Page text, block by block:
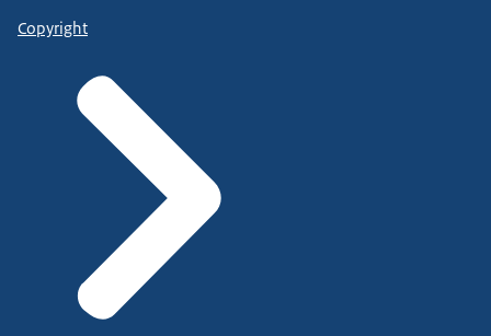
Copyright